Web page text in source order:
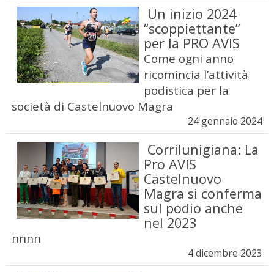
Un inizio 2024
“scoppiettante”
per la PRO AVIS
Come ogni anno
ricomincia l’attività
podistica per la
società di Castelnuovo Magra
24 gennaio 2024
Corrilunigiana: La
Pro AVIS
Castelnuovo
Magra si conferma
sul podio anche
nel 2023
nnnn
4 dicembre 2023